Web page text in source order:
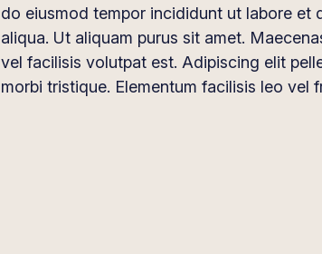
do eiusmod tempor incididunt ut labore et
aliqua. Ut aliquam purus sit amet.
vel facilisis volutpat est. Adipiscing elit
morbi tristique. Elementum facilisis leo vel